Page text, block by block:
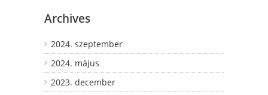
Archives
2024. szeptember
2024. május
2023. december